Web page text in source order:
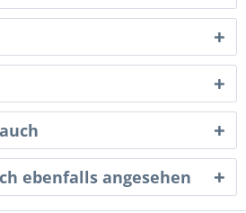
ebenfalls angesehen